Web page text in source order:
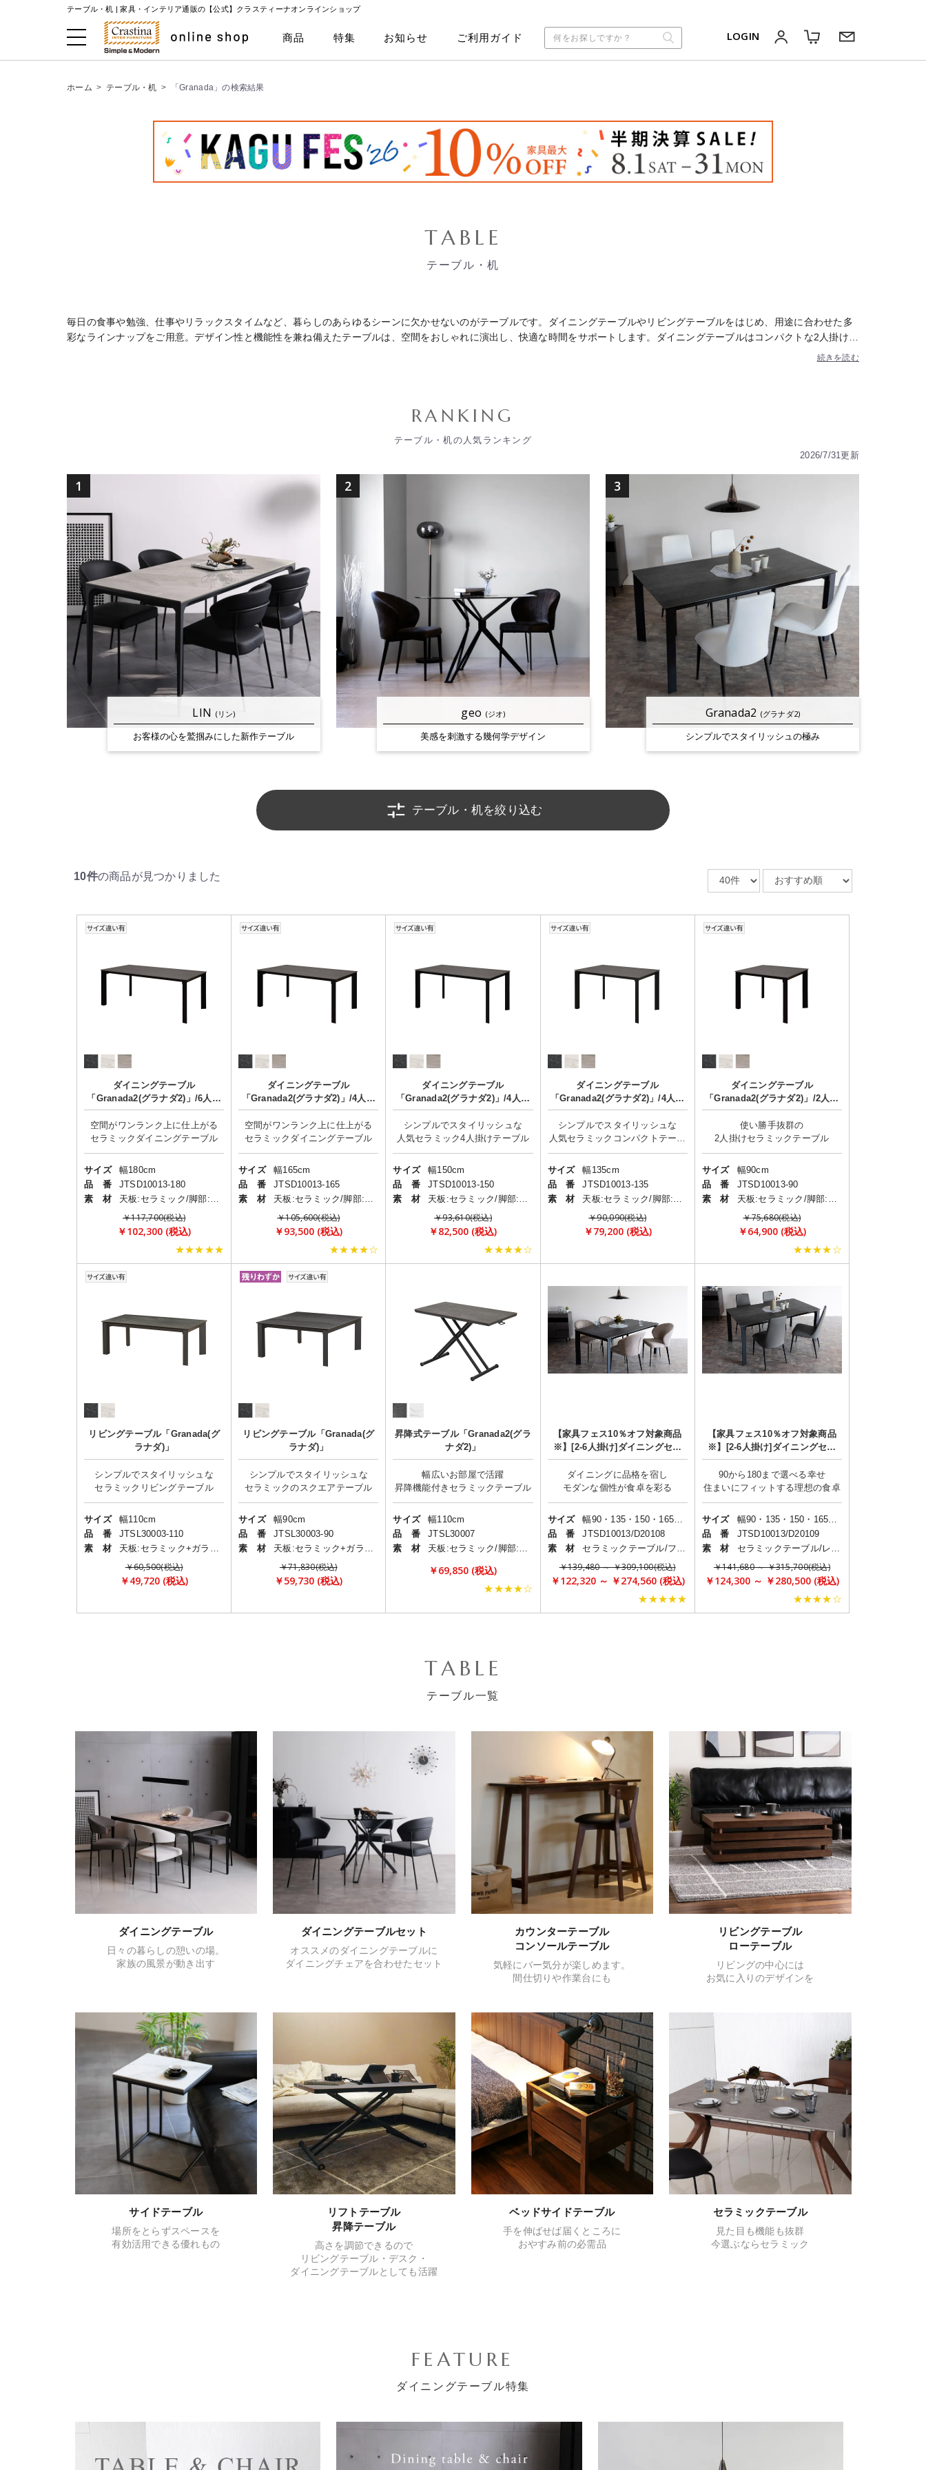
テーブル・机 | 家具・インテリア通販の【公式】クラスティーナオンラインショップ
商品 特集 お知らせ ご利用ガイド LOGIN
ホーム > テーブル・机 > 「Granada」の検索結果
TABLE
テーブル・机
毎日の食事や勉強、仕事やリラックスタイムなど、暮らしのあらゆるシーンに欠かせないのがテーブルです。ダイニングテーブルやリビングテーブルをはじめ、用途に合わせた多
彩なラインナップをご用意。デザイン性と機能性を兼ね備えたテーブルは、空間をおしゃれに演出し、快適な時間をサポートします。ダイニングテーブルはコンパクトな2人掛けか
ら4人掛けや6人掛けまでサイズ豊富に展開し、伸張式テーブルも揃えているので、少人数の食事から家族団らん、大人数のホームパーティーまで幅広く対応。ダイニングテーブル
続きを読む
RANKING
テーブル・机の人気ランキング
1
LIN (リン)
お客様の心を鷲掴みにした新作テーブル
2
geo (ジオ)
美感を刺激する幾何学デザイン
3
Granada2 (グラナダ2)
シンプルでスタイリッシュの極み
2026/7/31更新
テーブル・机を絞り込む
10件の商品が見つかりました
ダイニングテーブル
「Granada2(グラナダ2)」/6人掛
け
空間がワンランク上に仕上がる
サイズ
幅180cm
品 番
JTSD10013-180
素 材
天板:セラミック/脚部:スチール
￥117,700(税込)
￥102,300 (税込)
★★★★★
ダイニングテーブル
「Granada2(グラナダ2)」/4人掛
け
空間がワンランク上に仕上がる
サイズ
幅165cm
品 番
JTSD10013-165
素 材
天板:セラミック/脚部:スチール
￥105,600(税込)
￥93,500 (税込)
★★★★☆
ダイニングテーブル
「Granada2(グラナダ2)」/4人掛
け
シンプルでスタイリッシュな
サイズ
幅150cm
品 番
JTSD10013-150
素 材
天板:セラミック/脚部:スチール
￥93,610(税込)
￥82,500 (税込)
★★★★☆
ダイニングテーブル
「Granada2(グラナダ2)」/4人掛
け
シンプルでスタイリッシュな
人気セラミックコンパクトテーブ
ル
サイズ
幅135cm
品 番
JTSD10013-135
素 材
天板:セラミック/脚部:スチール
￥90,090(税込)
￥79,200 (税込)
ダイニングテーブル
「Granada2(グラナダ2)」/2人掛
け
使い勝手抜群の
サイズ
幅90cm
品 番
JTSD10013-90
素 材
天板:セラミック/脚部:スチール
￥75,680(税込)
￥64,900 (税込)
★★★★☆
リビングテーブル「Granada(グ
ラナダ)」
シンプルでスタイリッシュな
セラミックリビングテーブル
サイズ
幅110cm
品 番
JTSL30003-110
素 材
天板:セラミック+ガラス/脚部:スチール
￥60,500(税込)
￥49,720 (税込)
リビングテーブル「Granada(グ
ラナダ)」
シンプルでスタイリッシュな
サイズ
幅90cm
品 番
JTSL30003-90
素 材
天板:セラミック+ガラス/脚部:スチール
￥71,830(税込)
￥59,730 (税込)
昇降式テーブル「Granada2(グラ
ナダ2)」
幅広いお部屋で活躍
サイズ
幅110cm
品 番
JTSL30007
素 材
天板:セラミック/脚部:スチール
￥69,850 (税込)
★★★★☆
【家具フェス10％オフ対象商品
※】[2-6人掛け]ダイニングセッ
ト/スタイリッシュモダ
ン/Granada2×Shell
ダイニングに品格を宿し
サイズ
幅90・135・150・165・180cm
品 番
JTSD10013/D20108
素 材
セラミックテーブル/ファブリックチェア
￥139,480 ～ ￥309,100(税込)
￥122,320 ～ ￥274,560 (税込)
★★★★★
【家具フェス10％オフ対象商品
※】[2-6人掛け]ダイニングセッ
ト/スタイリッシュモダ
ン/Granada2×SIERRA
90から180まで選べる幸せ
住まいにフィットする理想の食卓
サイズ
幅90・135・150・165・180cm
品 番
JTSD10013/D20109
素 材
セラミックテーブル/レザーチェア
￥141,680 ～ ￥315,700(税込)
￥124,300 ～ ￥280,500 (税込)
★★★★☆
TABLE
テーブル一覧
ダイニングテーブル
日々の暮らしの憩いの場。
家族の風景が動き出す
ダイニングテーブルセット
オススメのダイニングテーブルに
ダイニングチェアを合わせたセット
カウンターテーブル
コンソールテーブル
気軽にバー気分が楽しめます。
間仕切りや作業台にも
リビングテーブル
ローテーブル
リビングの中心には
お気に入りのデザインを
サイドテーブル
場所をとらずスペースを
有効活用できる優れもの
リフトテーブル
昇降テーブル
高さを調節できるので
リビングテーブル・デスク・
ダイニングテーブルとしても活躍
ベッドサイドテーブル
手を伸ばせば届くところに
おやすみ前の必需品
セラミックテーブル
見た目も機能も抜群
今選ぶならセラミック
FEATURE
ダイニングテーブル特集